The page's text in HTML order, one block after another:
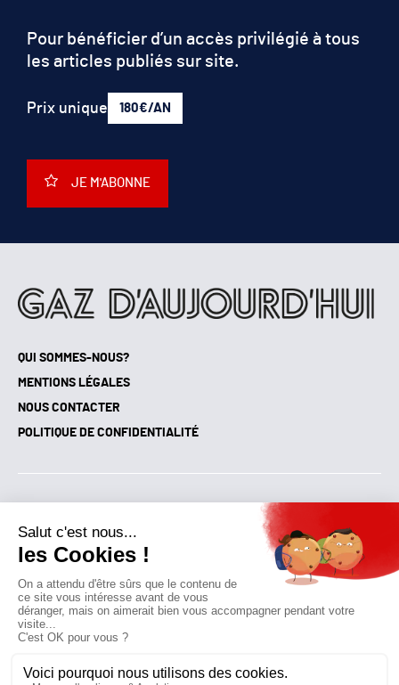
QUI SOMMES-NOUS?
MENTIONS LÉGALES
NOUS CONTACTER
POLITIQUE DE CONFIDENTIALITÉ
Mes favoris
Pour bénéficier d’un accès privilégié à tous
les articles publiés sur site.
Prix unique 180€/AN
JE M'ABONNE